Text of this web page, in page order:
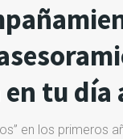
tu día
en los primeros